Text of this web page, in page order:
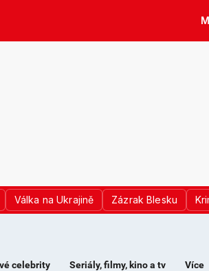
Válka na Ukrajině Zázrak Blesku
celebrity Seriály, filmy, kino a tv Více